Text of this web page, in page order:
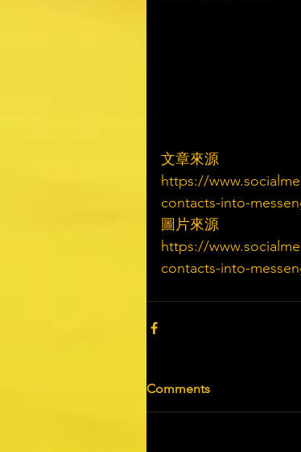
文章來源
https://
contacts-into-
圖片來源
https://
contacts-into-
Comments